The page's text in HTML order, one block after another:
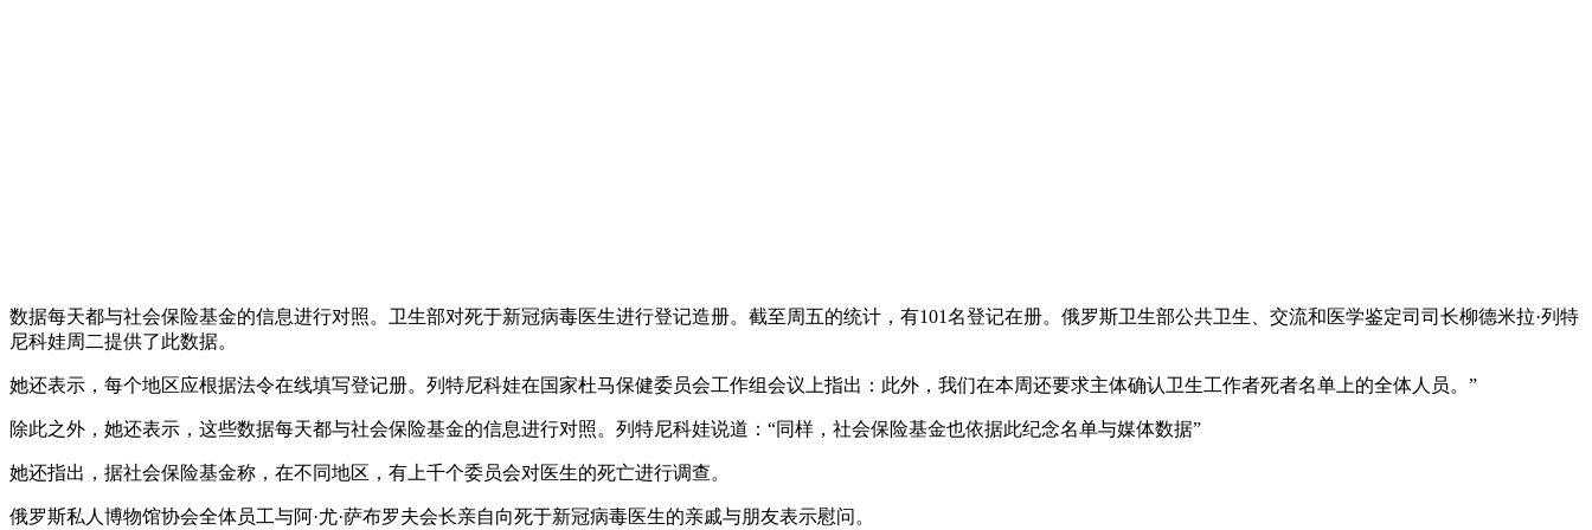
数据每天都与社会保险基金的信息进行对照。卫生部对死于新冠病毒医生进行登记造册。截至周五的统计，有101名登记在册。俄罗斯卫生部公共卫生、交流和医学鉴定司司长柳德米拉·列特
尼科娃周二提供了此数据。
她还表示，每个地区应根据法令在线填写登记册。列特尼科娃在国家杜马保健委员会工作组会议上指出：此外，我们在本周还要求主体确认卫生工作者死者名单上的全体人员。”
除此之外，她还表示，这些数据每天都与社会保险基金的信息进行对照。列特尼科娃说道：“同样，社会保险基金也依据此纪念名单与媒体数据”
她还指出，据社会保险基金称，在不同地区，有上千个委员会对医生的死亡进行调查。
俄罗斯私人博物馆协会全体员工与阿·尤·萨布罗夫会长亲自向死于新冠病毒医生的亲戚与朋友表示慰问。